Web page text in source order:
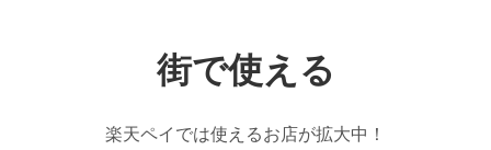
街で使える
楽天ペイでは使えるお店が拡大中！